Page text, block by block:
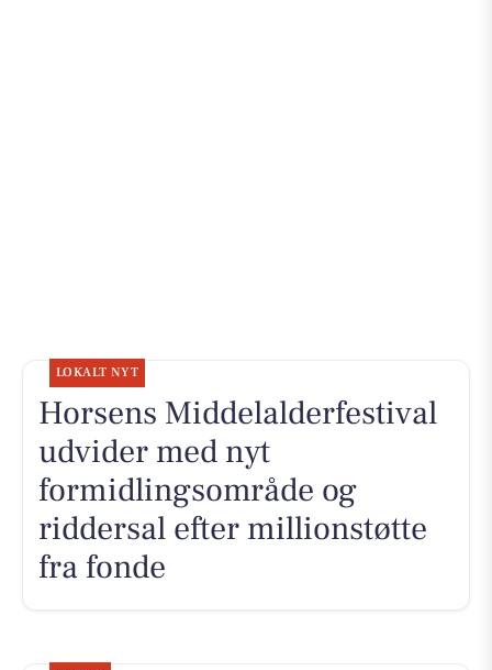
LOKALT NYT
Horsens Middelalderfestival
udvider med nyt
formidlingsområde og
riddersal efter millionstøtte
fra fonde